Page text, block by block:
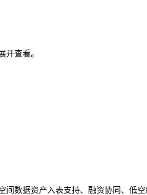
开查看。
间数据资产入表支持、融资协同、低